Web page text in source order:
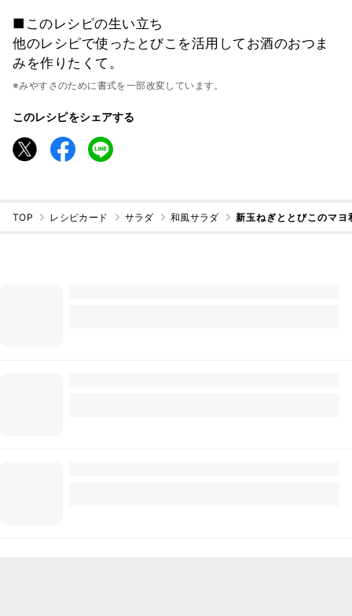
■このレシピの生い立ち
他のレシピで使ったとびこを活用してお酒のおつま
みを作りたくて。
※みやすさのために書式を一部改変しています。
このレシピをシェアする
TOP レシピカード サラダ 和風サラダ 新玉ねぎととびこのマヨ